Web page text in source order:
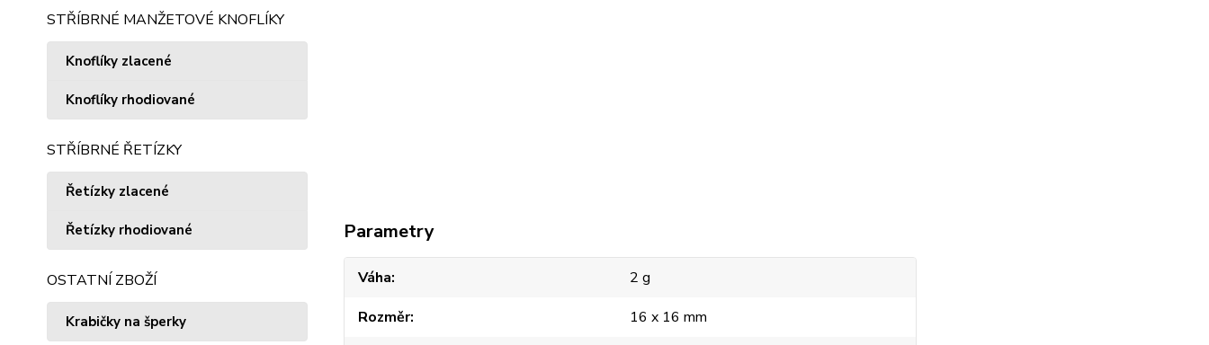
STŘÍBRNÉ MANŽETOVÉ KNOFLÍKY
Knoflíky zlacené
Knoflíky rhodiované
STŘÍBRNÉ ŘETÍZKY
Řetízky zlacené
Řetízky rhodiované
OSTATNÍ ZBOŽÍ
Krabičky na šperky
Parametry
Váha
2 g
Rozměr
16 x 16 mm